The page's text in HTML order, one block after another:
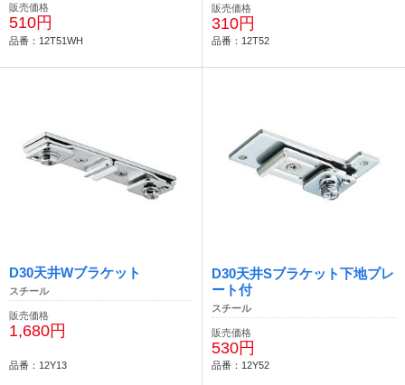
販売価格
510円
品番：12T51WH
販売価格
310円
品番：12T52
D30天井Wブラケット
スチール
販売価格
1,680円
品番：12Y13
D30天井Sブラケット下地プレ
ート付
スチール
販売価格
530円
品番：12Y52